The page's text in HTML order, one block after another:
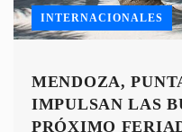
INTERNACIONALES
MENDOZA,
IMPULSAN LAS
PRÓXIMO